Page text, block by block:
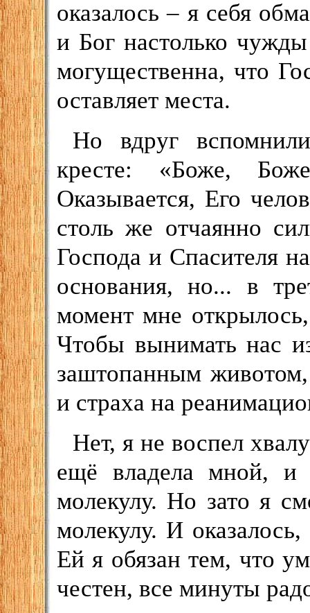
оказалось – я себя
и Бог настолько
могущественна, что
оставляет места.
Но вдруг
кресте: «Боже,
Оказывается, Его
столь же отчаянно
Господа и Спасителя
основания, но... в
момент мне
Чтобы вынимать нас
заштопанным
и страха на
Нет, я не воспел
ещё владела мной,
молекулу. Но зато я
молекулу. И
Ей я обязан тем, что
честен, все минуты